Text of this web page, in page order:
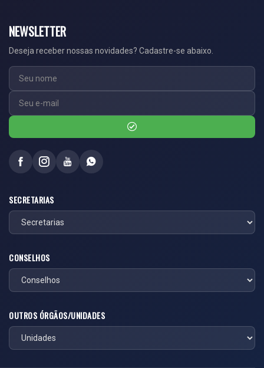
NEWSLETTER
Deseja receber nossas novidades? Cadastre-se abaixo.
SECRETARIAS
CONSELHOS
OUTROS ÓRGÃOS/UNIDADES